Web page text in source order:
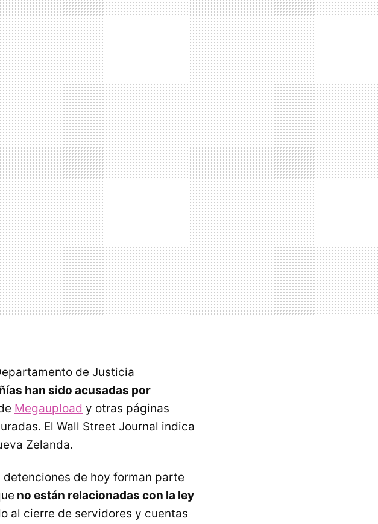
de Justicia
han sido acusadas por
Megaupload y otras páginas
El Wall Street Journal indica
Zelanda.
de hoy forman parte
no están relacionadas con la ley
al cierre de servidores y cuentas